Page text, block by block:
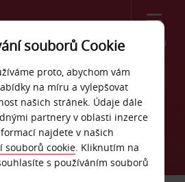
Menu
letiště
souborů Cookie
proto, abychom vám
na míru a vylepšovat
našich stránek. Údaje dále
partnery v oblasti inzerce
najdete v našich
souborů cookie. Kliknutím na
s používáním souborů